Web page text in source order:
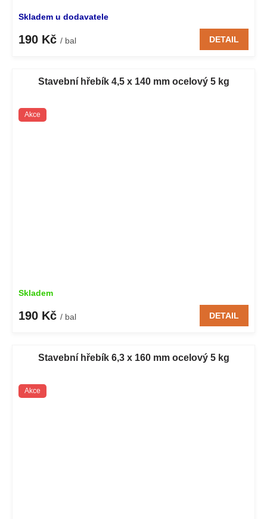
Skladem u dodavatele
190 Kč / bal DETAIL
Stavební hřebík 4,5 x 140 mm ocelový 5 kg
Akce
Skladem
190 Kč / bal DETAIL
Stavební hřebík 6,3 x 160 mm ocelový 5 kg
Akce